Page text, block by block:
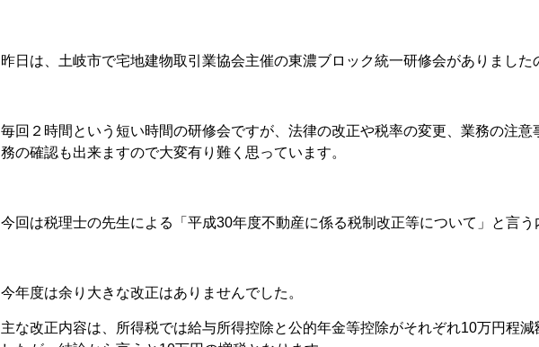
昨日は、土岐市で宅地建物取引業協会主催の東濃ブロック統一研修会がありました
毎回２時間という短い時間の研修会ですが、法律の改正や税率の変更、業務の注
務の確認も出来ますので大変有り難く思っています。
今回は税理士の先生による「平成30年度不動産に係る税制改正等について」と言
今年度は余り大きな改正はありませんでした。
主な改正内容は、所得税では給与所得控除と公的年金等控除がそれぞれ10万円程